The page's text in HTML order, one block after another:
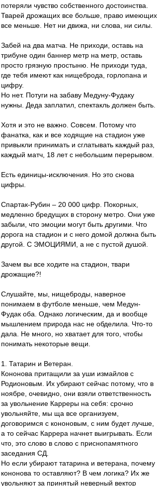
потеряли чувство собственного достоинства.
Тварей дрожащих все больше, право имеющих
все меньше. Нет ни движа, ни слова, ни силы.
Забей на два матча. Не приходи, оставь на
трибуне один баннер метр на метр, оставь
просто грязную простыню. Не приходи туда,
где тебя имеют как нищеброда, горлопана и
цифру.
Но нет. Потуги на забаву Медуну-Фудаку
нужны. Деда заплатил, спектакль должен быть.
Хотя и это не важно. Совсем. Потому что
фанатка, как и все ходящие на стадион уже
привыкли принимать и сглатывать каждый раз,
каждый матч, 18 лет с небольшим перерывом.
Есть единицы-исключения. Но это снова
цифры.
Спартак-Рубин – 20 000 цифр. Покорных,
медленно бредущих в сторону метро. Они уже
забыли, что эмоции могут быть другими. Что
дорога на стадион и с него домой должна быть
другой. С ЭМОЦИЯМИ, а не с пустой душой.
Зачем вы все ходите на стадион, твари
дрожащие?!
Слушайте, мы, нищеброды, наверное
понимаем в футболе меньше, чем Медун-
Фудак оба. Однако логическим, да и вообще
мышлением природа нас не обделила. Что-то
дала. Не много, но хватает для того, чтобы
понимать некоторые вещи.
1. Татарин и Ветеран.
Кононова притащили за уши измайлов с
Родионовым. Их убирают сейчас потому, что в
ноябре, очевидно, они взяли ответственность
за увольнение Карреры на себя: срочно
увольняйте, мы ща все организуем,
договоримся с кононовым, с ним будет лучше,
а то сейчас Каррера начнет выигрывать. Если
что, это слово в слово с приснопамятного
заседания СД.
Но если убирают татарина и ветерана, почему
кононова то оставляют? В чем логика? Их же
увольняют за принятый неверный вектор